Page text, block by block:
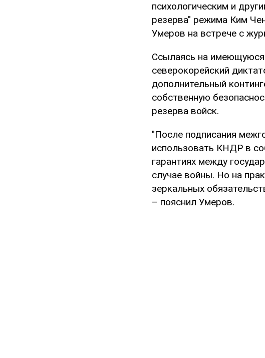
психологическим и
резерва" режима Ким
Умеров на встрече с
Ссылаясь на
северокорейский
дополнительный
собственную
резерва войск.
"После подписания
использовать КНДР в
гарантиях между
случае войны. Но на
зеркальных
– пояснил Умеров.